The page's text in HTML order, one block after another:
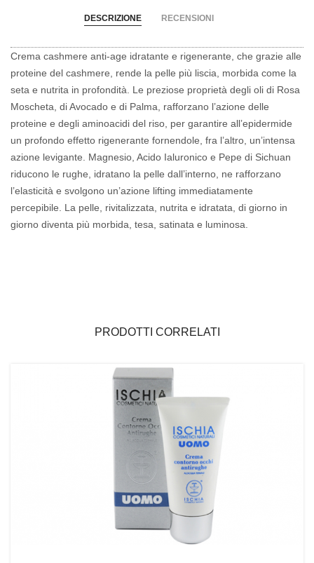
DESCRIZIONE RECENSIONI
Crema cashmere anti-age idratante e rigenerante, che grazie alle
proteine del cashmere, rende la pelle più liscia, morbida come la
seta e nutrita in profondità. Le preziose proprietà degli oli di Rosa
Moscheta, di Avocado e di Palma, rafforzano l’azione delle
proteine e degli aminoacidi del riso, per garantire all’epidermide
un profondo effetto rigenerante fornendole, fra l’altro, un’intensa
azione levigante. Magnesio, Acido Ialuronico e Pepe di Sichuan
riducono le rughe, idratano la pelle dall’interno, ne rafforzano
l’elasticità e svolgono un’azione lifting immediatamente
percepibile. La pelle, rivitalizzata, nutrita e idratata, di giorno in
giorno diventa più morbida, tesa, satinata e luminosa.
PRODOTTI CORRELATI